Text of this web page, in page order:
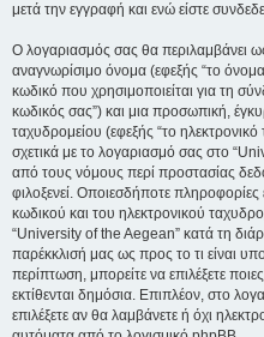
μετά την εγγραφή και ενώ είστε
Ο λογαριασμός σας θα περιλαμβάνει
αναγνωρίσιμο όνομα (εφεξής “το
κωδικό που χρησιμοποιείται για τη
κωδικός σας”) και μια προσωπική,
ταχυδρομείου (εφεξής “το
σχετικά με το λογαριασμό σας στο
από τους νόμους περί προστασίας
φιλοξενεί. Οποιεσδήποτε
κωδικού και του ηλεκτρονικού
“University of the Aegean” κατά τη
παρέκκλισή μας ως προς το τι είναι
περίπτωση, μπορείτε να επιλέξετε
εκτίθενται δημόσια. Επιπλέον, στο
επιλέξετε αν θα λαμβάνετε ή όχι